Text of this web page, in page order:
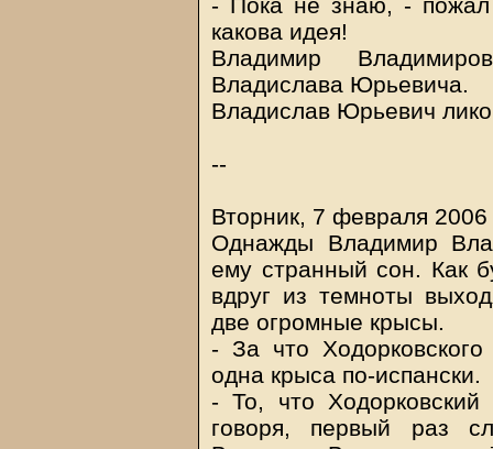
какова идея!
Владимир
Владислава Юрьевича.
Владислав Юрьевич
--
Вторник, 7 февраля 2006
Однажды Владимир
ему странный сон. Как
вдруг из темноты
две огромные крысы.
- За что
одна крыса по-испански.
- То, что Ходорковский
говоря, первый раз